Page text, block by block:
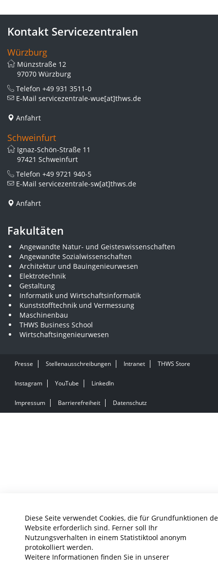
Diese Seite verwendet Cookies, die für Grundfunktionen
Website erforderlich sind. Ferner soll Ihr
Nutzungsverhalten in einem Statistiktool anonym
protokolliert werden.
Weitere Informationen finden Sie in unserer
Kontakt Servicezentralen
Würzburg
Münzstraße 12
97070 Würzburg
Telefon +49 931 3511-0
E-Mail servicezentrale-wue[at]thws.de
Anfahrt
Schweinfurt
Ignaz-Schön-Straße 11
97421 Schweinfurt
Telefon +49 9721 940-5
E-Mail servicezentrale-sw[at]thws.de
Anfahrt
Fakultäten
Angewandte Natur- und Geisteswissenschaften
Angewandte Sozialwissenschaften
Architektur und Bauingenieurwesen
Elektrotechnik
Gestaltung
Informatik und Wirtschaftsinformatik
Kunststofftechnik und Vermessung
Maschinenbau
THWS Business School
Wirtschaftsingenieurwesen
Presse Stellenausschreibungen Intranet THWS Store
Instagram YouTube LinkedIn
Impressum Barrierefreiheit Datenschutz